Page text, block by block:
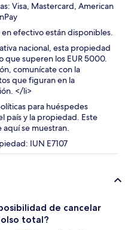
Visa, Mastercard, American
en efectivo están disponibles.
nacional, esta propiedad
que superen los EUR 5000.
comunícate con la
que figuran en la
</li>
para huéspedes
país y la propiedad. Este
aquí se muestran.
IUN E7107
de cancelar
total?